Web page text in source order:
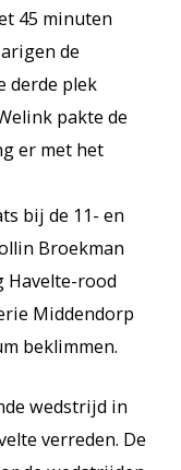
45 minuten
de
derde plek
pakte de
er met het
bij de 11- en
Broekman
Havelte-rood
Middendorp
beklimmen.
wedstrijd in
verreden. De